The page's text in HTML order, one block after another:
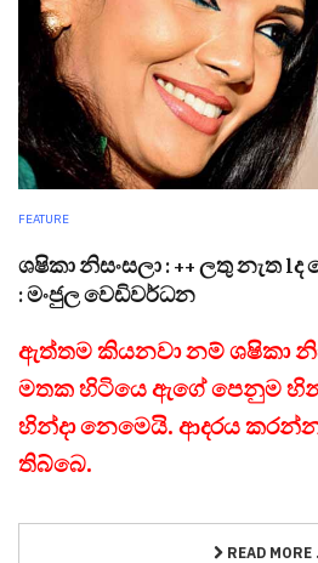
FEATURE
ශෂිකා නිසංසලා : ++ ලතු නැත
: මංජුල වෙඩිවර්ධන
ඇත්තම කියනවා නම් ශෂිකා
මතක හිටියෙ ඇගේ පෙනුම
හින්දා නෙමෙයි. ආදරය
තිබ්බෙ.
READ MORE